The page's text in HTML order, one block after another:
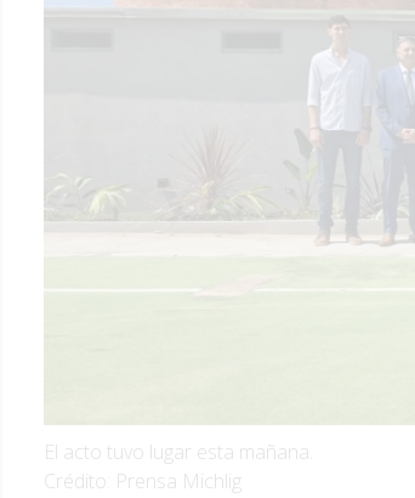
El acto tuvo lugar esta mañana.
Crédito: Prensa Michlig